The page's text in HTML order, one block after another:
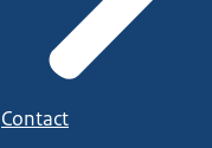
Contact